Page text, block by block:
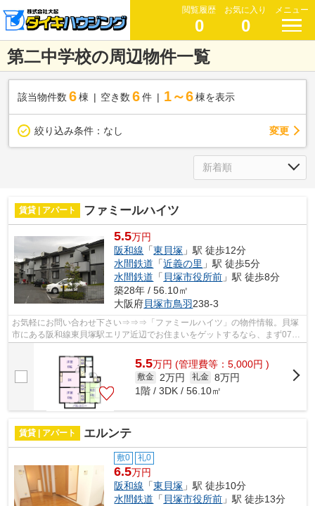
閲覧履歴
0
お気に入り
0
メニュー
第二中学校の周辺物件一覧
該当物件数 6棟 空き数 6 件 1～6 棟を表示
絞り込み条件： なし 変更
賃貸 | アパート ファミールハイツ
5.5万円
阪和線 「東貝塚 」駅 徒歩12分
水間鉄道 「近義の里 」駅 徒歩5分
水間鉄道 「 貝塚市役所前 」駅 徒歩8分
築28年 / 56.10㎡
大阪府貝塚市鳥羽238-3
お気軽にお問い合わせ下さい⇒⇒⇒「ファミールハイツ」の物件情報。貝塚
市にある阪和線東貝塚駅エリア近辺でお住まいをゲットするなら、まず072-
5.5万円 (管理費等：5,000円 )
敷金 2万円 礼金 8万円
1階 / 3DK / 56.10㎡
賃貸 | アパート エルンテ
敷0 礼0
6.5万円
阪和線 「東貝塚 」駅 徒歩10分
水間鉄道 「 貝塚市役所前 」駅 徒歩13分